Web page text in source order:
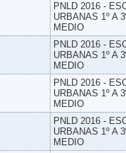
PNLD 2016 -
URBANAS 1º A
MEDIO
PNLD 2016 -
URBANAS 1º A
MEDIO
PNLD 2016 -
URBANAS 1º A
MEDIO
PNLD 2016 -
URBANAS 1º A
MEDIO